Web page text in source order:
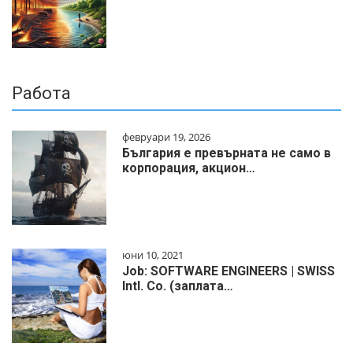
Работа
февруари 19, 2026
България е превърната не само в
корпорация, акцион…
юни 10, 2021
Job: SOFTWARE ENGINEERS | SWISS
Intl. Co. (заплата…